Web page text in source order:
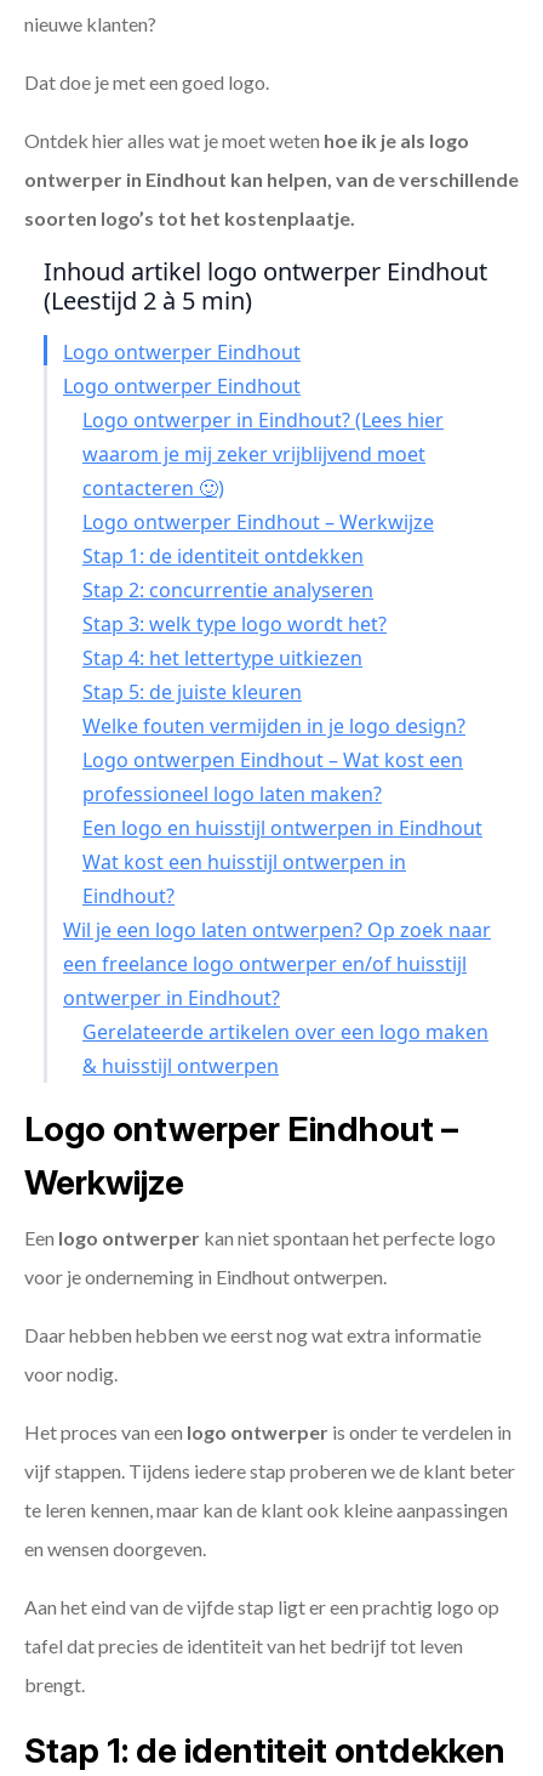
nieuwe klanten?
Dat doe je met een goed logo.
Ontdek hier alles wat je moet weten hoe ik je als logo
ontwerper in Eindhout kan helpen, van de verschillende
soorten logo’s tot het kostenplaatje.
Inhoud artikel logo ontwerper Eindhout
(Leestijd 2 à 5 min)
Logo ontwerper Eindhout
Logo ontwerper Eindhout
Logo ontwerper in Eindhout? (Lees hier
waarom je mij zeker vrijblijvend moet
contacteren 🙂)
Logo ontwerper Eindhout – Werkwijze
Stap 1: de identiteit ontdekken
Stap 2: concurrentie analyseren
Stap 3: welk type logo wordt het?
Stap 4: het lettertype uitkiezen
Stap 5: de juiste kleuren
Welke fouten vermijden in je logo design?
Logo ontwerpen Eindhout – Wat kost een
professioneel logo laten maken?
Een logo en huisstijl ontwerpen in Eindhout
Wat kost een huisstijl ontwerpen in
Eindhout?
Wil je een logo laten ontwerpen? Op zoek naar
een freelance logo ontwerper en/of huisstijl
ontwerper in Eindhout?
Gerelateerde artikelen over een logo maken
& huisstijl ontwerpen
Logo ontwerper Eindhout –
Werkwijze
Een logo ontwerper kan niet spontaan het perfecte logo
voor je onderneming in Eindhout ontwerpen.
Daar hebben hebben we eerst nog wat extra informatie
voor nodig.
Het proces van een logo ontwerper is onder te verdelen in
vijf stappen. Tijdens iedere stap proberen we de klant beter
te leren kennen, maar kan de klant ook kleine aanpassingen
en wensen doorgeven.
Aan het eind van de vijfde stap ligt er een prachtig logo op
tafel dat precies de identiteit van het bedrijf tot leven
brengt.
Stap 1: de identiteit ontdekken